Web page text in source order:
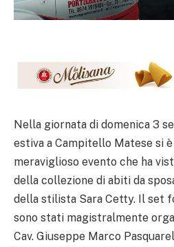
Nella giornata di domenica 3
estiva a Campitello Matese si
meraviglioso evento che ha
della collezione di abiti da
della stilista Sara Cetty. Il set
sono stati magistralmente
Cav. Giuseppe Marco